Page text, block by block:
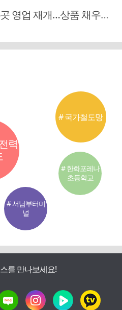
재개…상품 채우기 ‘속도전’
력
# 국가철도망
# 서남부터미
널
# 한화포레나
초등학교
를 만나보세요!